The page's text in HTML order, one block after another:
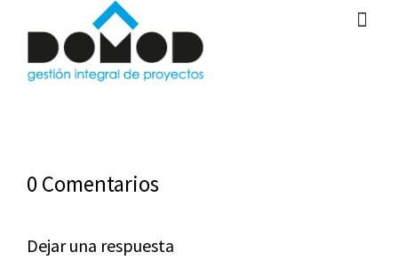
0 Comentarios
Dejar una respuesta